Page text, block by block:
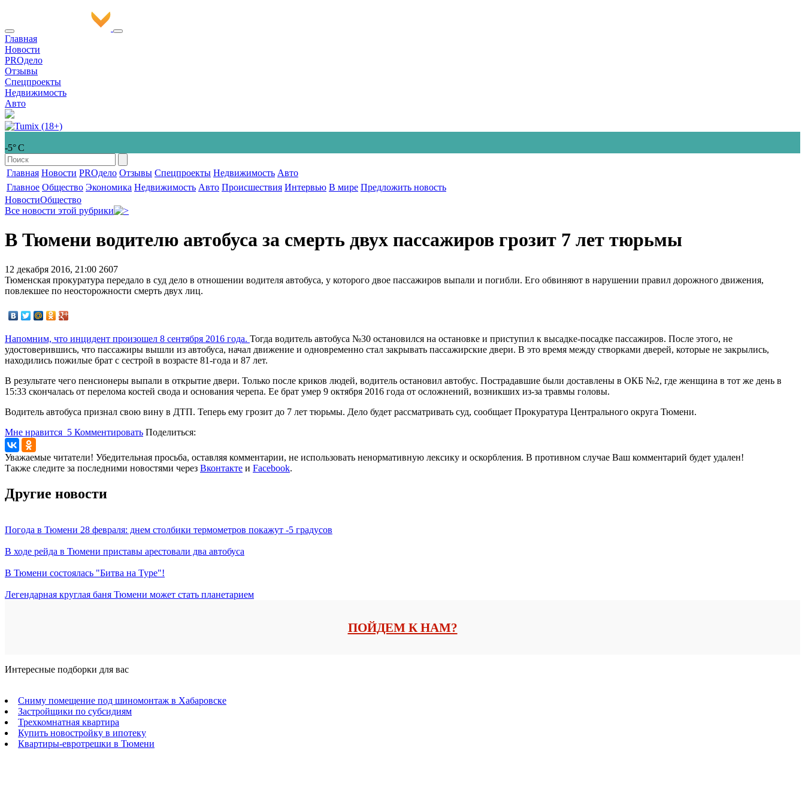
Главная
Новости
PROдело
Отзывы
Спецпроекты
Недвижимость
Авто
-5° С
Главная Новости PROдело Отзывы Спецпроекты Недвижимость Авто
Главное Общество Экономика Недвижимость Авто Происшествия Интервью В мире Предложить новость
НовостиОбщество
Все новости этой рубрики
В Тюмени водителю автобуса за смерть двух пассажиров грозит 7 лет тюрьмы
12 декабря 2016, 21:00 2607
Тюменская прокуратура передало в суд дело в отношении водителя автобуса, у которого двое пассажиров выпали и погибли. Его обвиняют в нарушении правил дорожного движения,
повлекшее по неосторожности смерть двух лиц.
Напомним, что инцидент произошел 8 сентября 2016 года. Тогда водитель автобуса №30 остановился на остановке и приступил к высадке-посадке пассажиров. После этого, не
удостоверившись, что пассажиры вышли из автобуса, начал движение и одновременно стал закрывать пассажирские двери. В это время между створками дверей, которые не закрылись,
находились пожилые брат с сестрой в возрасте 81-года и 87 лет.
В результате чего пенсионеры выпали в открытие двери. Только после криков людей, водитель остановил автобус. Пострадавшие были доставлены в ОКБ №2, где женщина в тот же день в
15:33 скончалась от перелома костей свода и основания черепа. Ее брат умер 9 октября 2016 года от осложнений, возникших из-за травмы головы.
Водитель автобуса признал свою вину в ДТП. Теперь ему грозит до 7 лет тюрьмы. Дело будет рассматривать суд, сообщает Прокуратура Центрального округа Тюмени.
Мне нравится 5 Комментировать Поделиться:
Уважаемые читатели! Убедительная просьба, оставляя комментарии, не использовать ненормативную лексику и оскорбления. В противном случае Ваш комментарий будет удален!
Также следите за последними новостями через Вконтакте и Facebook.
Другие новости
Погода в Тюмени 28 февраля: днем столбики термометров покажут -5 градусов
В ходе рейда в Тюмени приставы арестовали два автобуса
В Тюмени состоялась "Битва на Туре"!
Легендарная круглая баня Тюмени может стать планетарием
ПОЙДЕМ К НАМ?
Интересные подборки для вас
Сниму помещение под шиномонтаж в Хабаровске
Застройщики по субсидиям
Трехкомнатная квартира
Купить новостройку в ипотеку
Квартиры-евротрешки в Тюмени